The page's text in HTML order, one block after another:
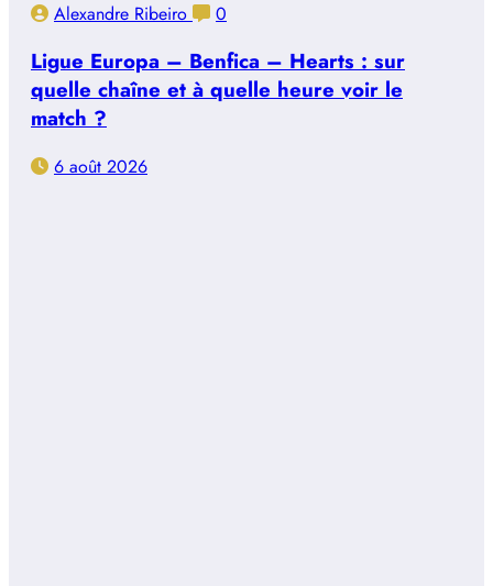
Alexandre Ribeiro 0
Ligue Europa – Benfica – Hearts : sur
quelle chaîne et à quelle heure voir le
match ?
6 août 2026